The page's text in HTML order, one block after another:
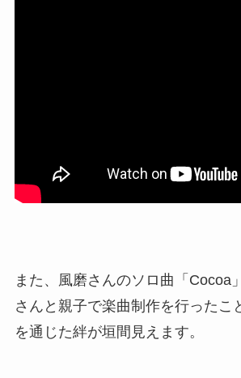
また、風磨さんのソロ曲「Cocoa
さんと親子で楽曲制作を行ったこ
を通じた絆が垣間見えます。